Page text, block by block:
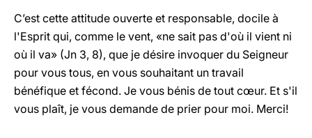
C’est cette attitude ouverte et responsable, docile à
l'Esprit qui, comme le vent, «ne sait pas d'où il vient ni
où il va» (Jn 3, 8), que je désire invoquer du Seigneur
pour vous tous, en vous souhaitant un travail
bénéfique et fécond. Je vous bénis de tout cœur. Et s'il
vous plaît, je vous demande de prier pour moi. Merci!